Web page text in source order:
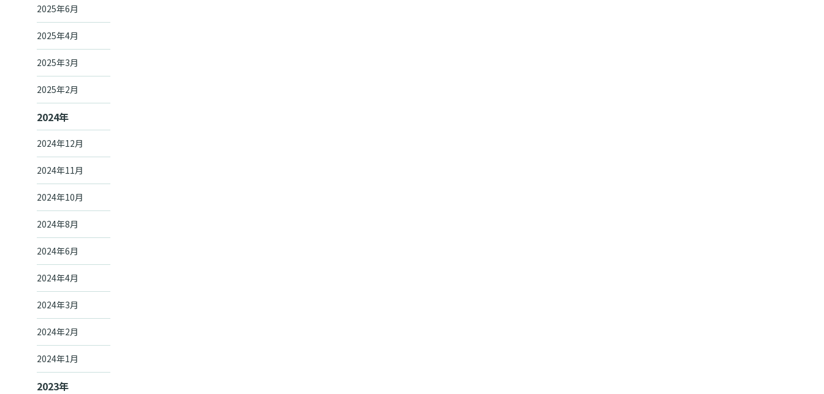
2025年6月
2025年4月
2025年3月
2025年2月
2024年
2024年12月
2024年11月
2024年10月
2024年8月
2024年6月
2024年4月
2024年3月
2024年2月
2024年1月
2023年